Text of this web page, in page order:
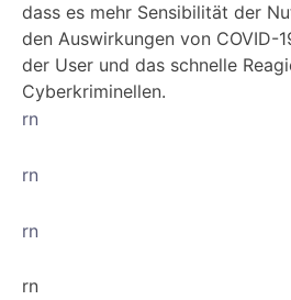
dass es mehr Sensibilität der
den Auswirkungen von COVID-
der User und das schnelle
Cyberkriminellen.
rn
rn
rn
rn